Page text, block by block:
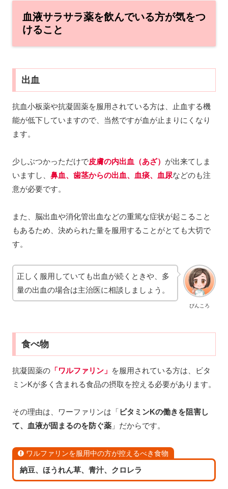
血液サラサラ薬を飲んでいる方が気をつ
けること
出血
抗血小板薬や抗凝固薬を服用されている方は、止血する機
能が低下していますので、当然ですが血が止まりにくなり
ます。
少しぶつかっただけで皮膚の内出血（あざ） が出来てしま
いますし、 鼻血、歯茎からの出血、血痰、血尿などのも注
意が必要です。
また、脳出血や消化管出血などの重篤な症状が起こること
もあるため、決められた量を服用することがとても大切で
す。
ぴんころ
正しく服用していても出血が続くときや、多
量の出血の場合は主治医に相談しましょう。
食べ物
抗凝固薬の 「ワルファリン」 を服用されている方は、ビタ
ミンKが多く含まれる食品の摂取を控える必要があります。
その理由は、ワーファリンは「ビタミンKの働きを阻害し
て、血液が固まるのを防ぐ薬 」だからです。
ワルファリンを服用中の方が控えるべき食物
納豆、ほうれん草、青汁、クロレラ